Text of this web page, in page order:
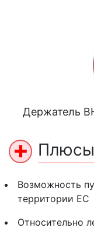
Держатель
Возможность
территории ЕС
Относительно